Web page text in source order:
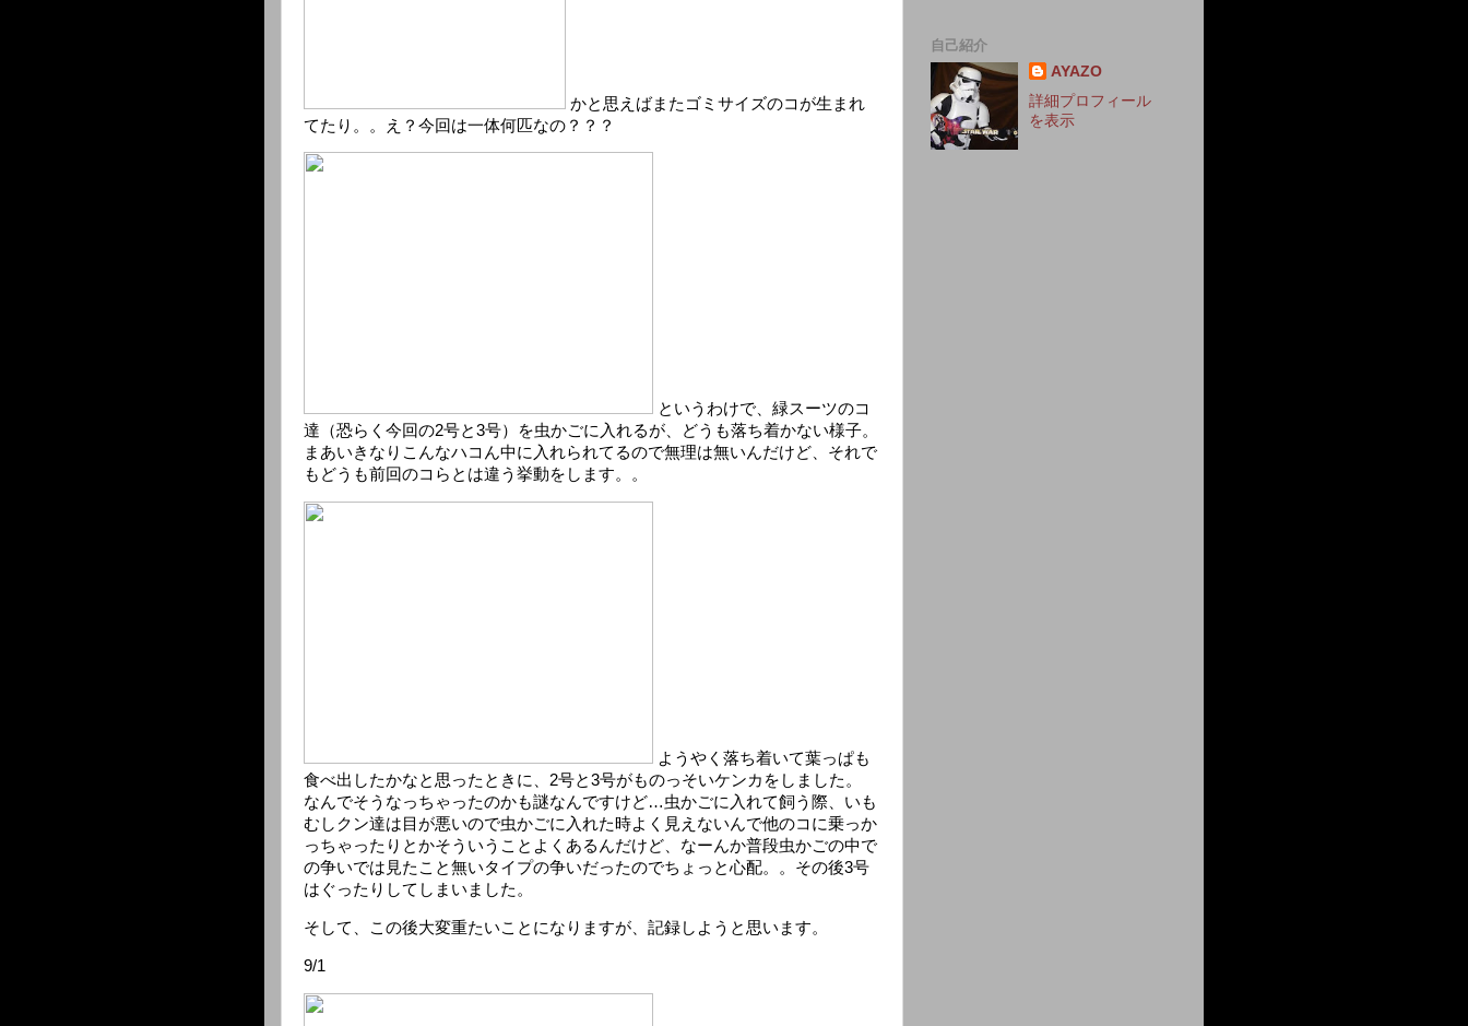
かと思えばまたゴミサイズのコが生まれ
てたり。。え？今回は一体何匹なの？？？
というわけで、緑スーツのコ
達（恐らく今回の2号と3号）を虫かごに入れるが、どうも落ち着かない様子。
まあいきなりこんなハコん中に入れられてるので無理は無いんだけど、それで
もどうも前回のコらとは違う挙動をします。。
ようやく落ち着いて葉っぱも
食べ出したかなと思ったときに、2号と3号がものっそいケンカをしました。
なんでそうなっちゃったのかも謎なんですけど…虫かごに入れて飼う際、いも
むしクン達は目が悪いので虫かごに入れた時よく見えないんで他のコに乗っか
っちゃったりとかそういうことよくあるんだけど、なーんか普段虫かごの中で
の争いでは見たこと無いタイプの争いだったのでちょっと心配。。その後3号
はぐったりしてしまいました。
そして、この後大変重たいことになりますが、記録しようと思います。
9/1
自己紹介
AYAZO
詳細プロフィール
を表示